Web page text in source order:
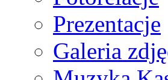
Prezentacje
Galeria